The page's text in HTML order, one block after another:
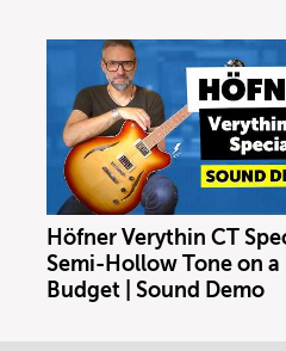
Höfner Verythin CT
Semi-Hollow Tone on a
Budget | Sound Demo